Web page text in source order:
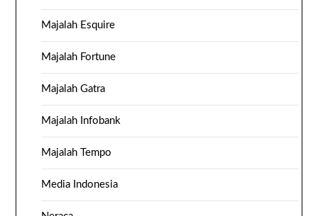
Majalah Esquire
Majalah Fortune
Majalah Gatra
Majalah Infobank
Majalah Tempo
Media Indonesia